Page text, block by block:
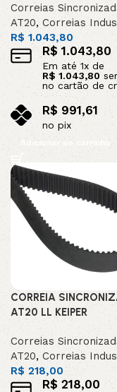
Correias
AT20, Correias
R$1.043,80
R$1.043,80
Em até1x de
R$ 1.043,80
no cartão de
R$ 991,61
no pix
Adicionar ao carrinho
CORREIA
AT20 LL KEIPER
Correias
AT20,Correias
R$218,00
R$218,00